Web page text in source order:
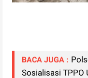
BACA JUGA :
Sosialisasi TPPO